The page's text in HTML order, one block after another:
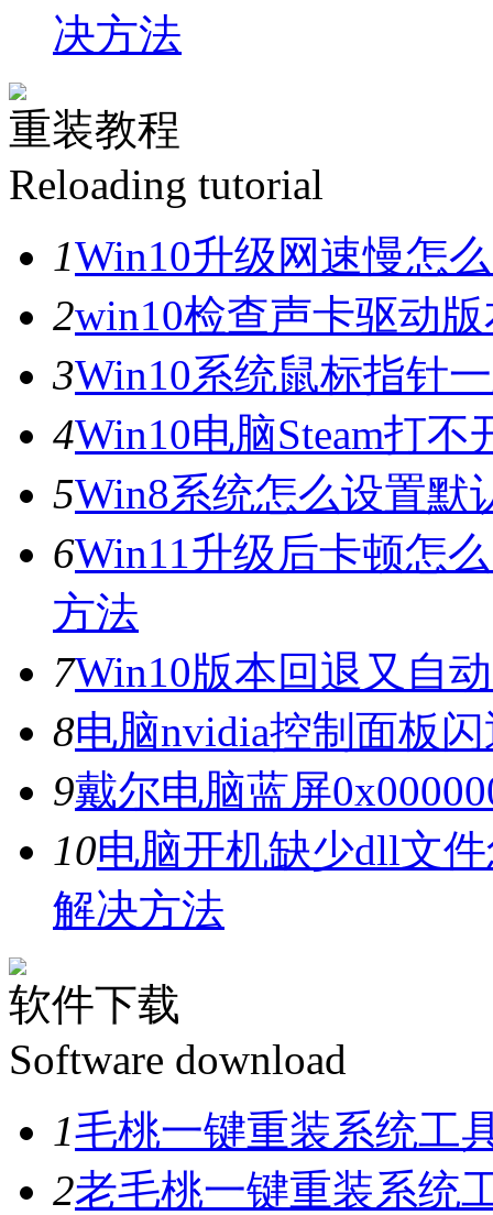
决方法
重装教程
Reloading tutorial
1Win10升级网速慢怎
2win10检查声卡驱动
3Win10系统鼠标指针
4Win10电脑Steam打
5Win8系统怎么设置默
6Win11升级后卡顿怎
方法
7Win10版本回退又自
8电脑nvidia控制面板
9戴尔电脑蓝屏
10电脑开机缺少dll文
解决方法
软件下载
Software download
1毛桃一键重装系统工
2老毛桃一键重装系统